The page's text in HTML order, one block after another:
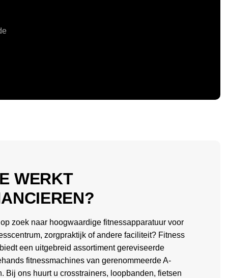
WERKT
zoek naar hoogwaardige fitnessapparatuur voor
zorgpraktijk of andere faciliteit? Fitness
een uitgebreid assortiment gereviseerde
fitnessmachines van gerenommeerde A-
Bij ons huurt u crosstrainers, loopbanden, fietsen